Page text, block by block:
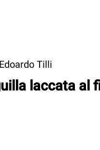
Tilli
laccata al